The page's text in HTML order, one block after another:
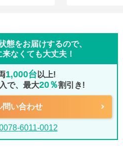
態をお届けするので、
なくても大丈夫！
1,000台 以上!
で、最大20％割引き!
問い合わせ
6011-0012